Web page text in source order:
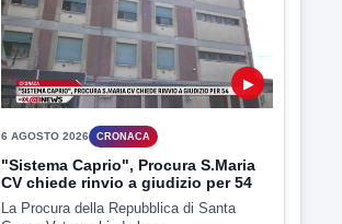
Trovato in casa 42enne in una
pozza di sangue, giallo a viale Italia
Ritrovato senza vita il corpo di un 42enne
in un...